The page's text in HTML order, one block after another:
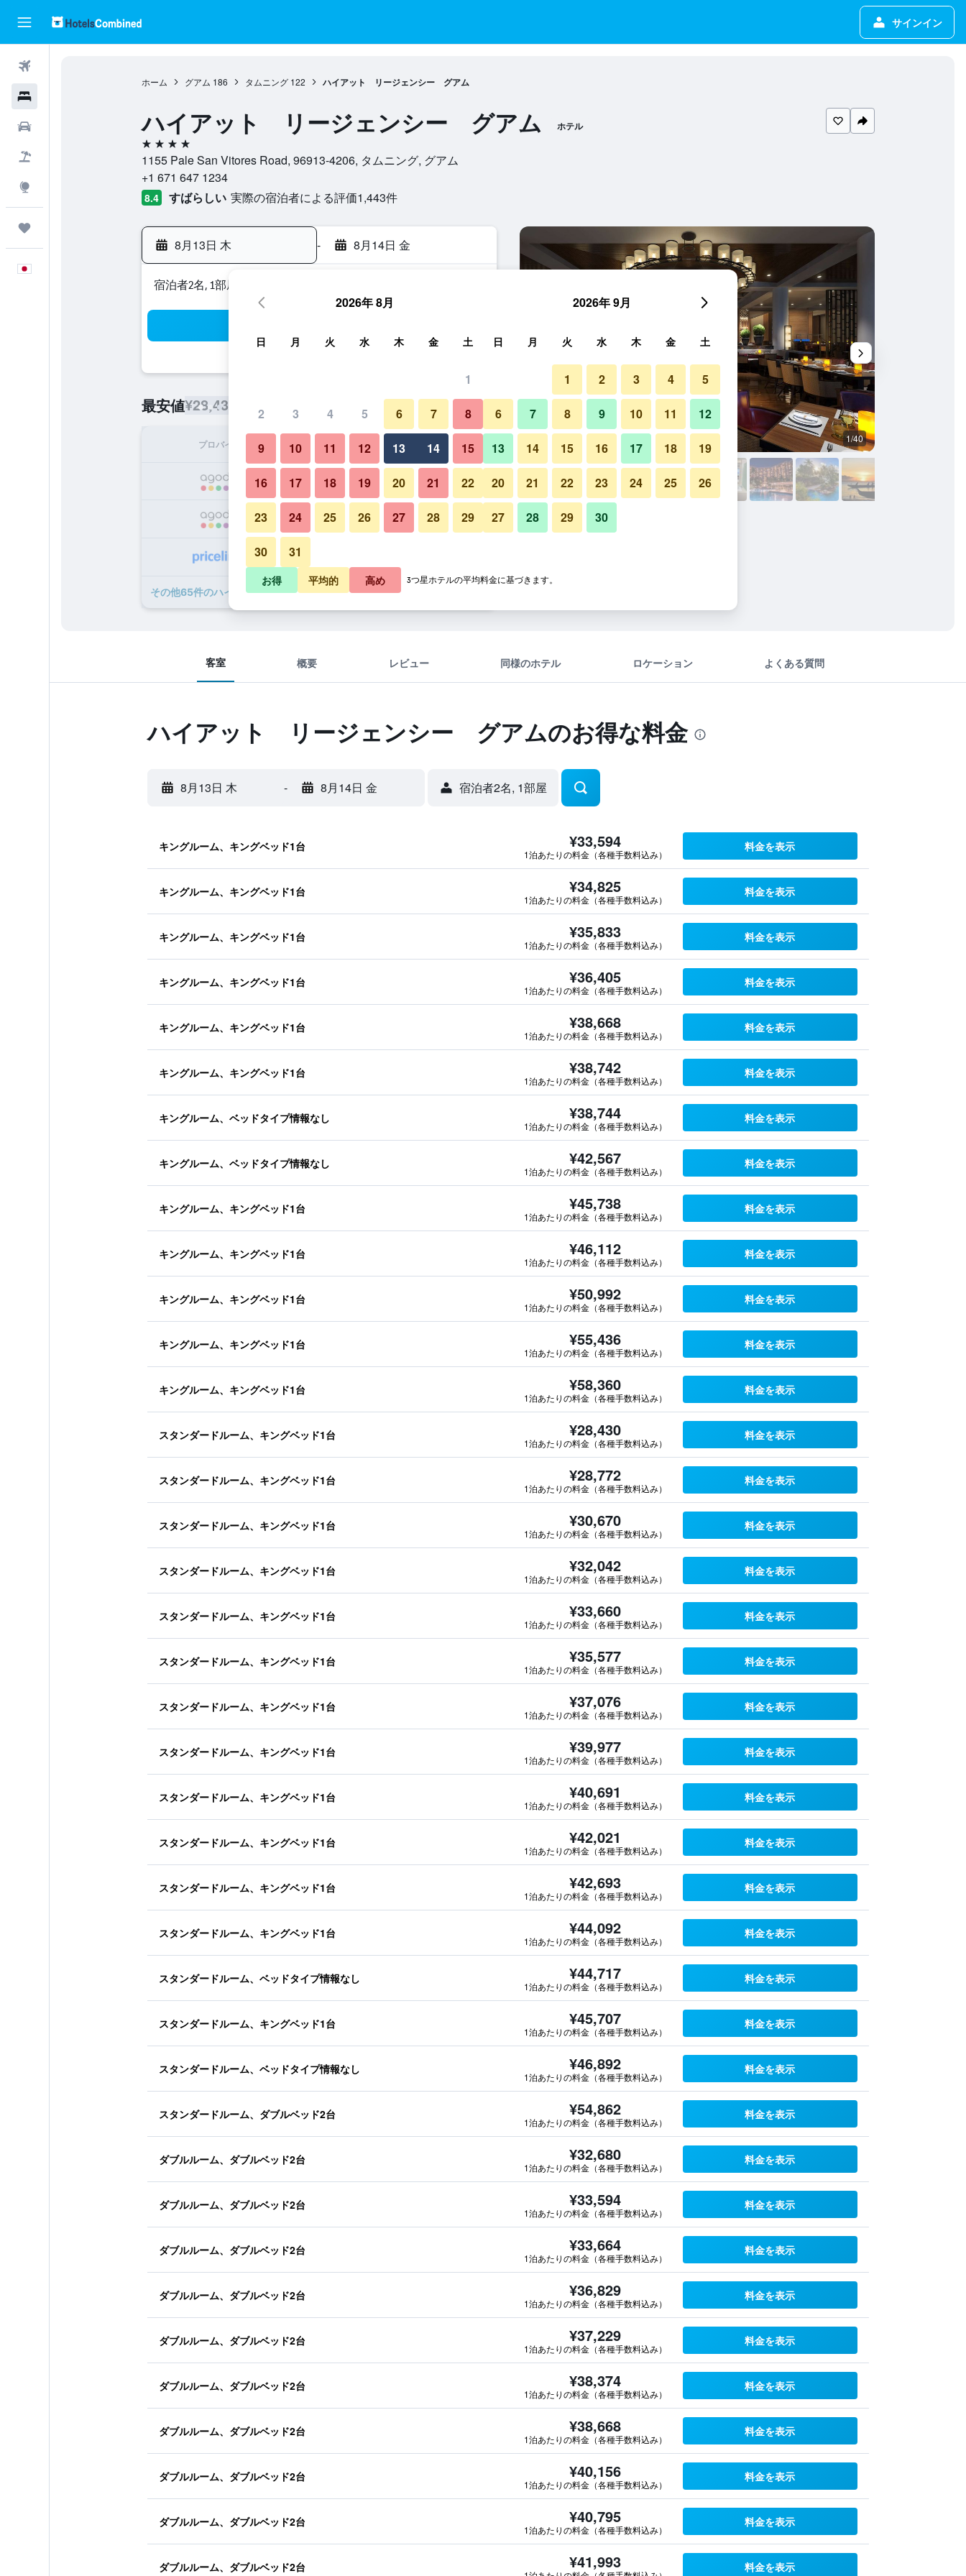
サインイン
ホーム グアム 186 タムニング 122 ハイアット リージェンシー グアム
ハイアット リージェンシー グアム ホテル
4つ星
1155 Pale San Vitores Road, 96913-4206, タムニング, グアム
+1 671 647 1234
8.4 すばらしい 実際の宿泊者による評価1,443​件
8月13日 木 - 8月14日 金
宿泊者2名, 1​部屋
最安値¥28,430 1泊あたりの宿泊料金の最安値
プロバイダ 1泊あたり合計
¥28,430 プランを見る
¥28,772 プランを見る
​その他65​件のハイアット リージェンシー グアムのオファー
レストラン 1/40
客室 概要 レビュー 同様のホテル ロケーション よくある質問
ハイアット リージェンシー グアムのお得な料金
8月13日 木 - 8月14日 金 宿泊者2名, 1​部屋
キングルーム、キングベッド1台 ¥33,594
1泊あたりの料金（各種手数料込み）
料金を表示
キングルーム、キングベッド1台 ¥34,825
1泊あたりの料金（各種手数料込み）
料金を表示
キングルーム、キングベッド1台 ¥35,833
1泊あたりの料金（各種手数料込み）
料金を表示
キングルーム、キングベッド1台 ¥36,405
1泊あたりの料金（各種手数料込み）
料金を表示
キングルーム、キングベッド1台 ¥38,668
1泊あたりの料金（各種手数料込み）
料金を表示
キングルーム、キングベッド1台 ¥38,742
1泊あたりの料金（各種手数料込み）
料金を表示
キングルーム、ベッドタイプ情報なし ¥38,744
1泊あたりの料金（各種手数料込み）
料金を表示
キングルーム、ベッドタイプ情報なし ¥42,567
1泊あたりの料金（各種手数料込み）
料金を表示
キングルーム、キングベッド1台 ¥45,738
1泊あたりの料金（各種手数料込み）
料金を表示
キングルーム、キングベッド1台 ¥46,112
1泊あたりの料金（各種手数料込み）
料金を表示
キングルーム、キングベッド1台 ¥50,992
1泊あたりの料金（各種手数料込み）
料金を表示
キングルーム、キングベッド1台 ¥55,436
1泊あたりの料金（各種手数料込み）
料金を表示
キングルーム、キングベッド1台 ¥58,360
1泊あたりの料金（各種手数料込み）
料金を表示
スタンダードルーム、キングベッド1台 ¥28,430
1泊あたりの料金（各種手数料込み）
料金を表示
スタンダードルーム、キングベッド1台 ¥28,772
1泊あたりの料金（各種手数料込み）
料金を表示
スタンダードルーム、キングベッド1台 ¥30,670
1泊あたりの料金（各種手数料込み）
料金を表示
スタンダードルーム、キングベッド1台 ¥32,042
1泊あたりの料金（各種手数料込み）
料金を表示
スタンダードルーム、キングベッド1台 ¥33,660
1泊あたりの料金（各種手数料込み）
料金を表示
スタンダードルーム、キングベッド1台 ¥35,577
1泊あたりの料金（各種手数料込み）
料金を表示
スタンダードルーム、キングベッド1台 ¥37,076
1泊あたりの料金（各種手数料込み）
料金を表示
スタンダードルーム、キングベッド1台 ¥39,977
1泊あたりの料金（各種手数料込み）
料金を表示
スタンダードルーム、キングベッド1台 ¥40,691
1泊あたりの料金（各種手数料込み）
料金を表示
スタンダードルーム、キングベッド1台 ¥42,021
1泊あたりの料金（各種手数料込み）
料金を表示
スタンダードルーム、キングベッド1台 ¥42,693
1泊あたりの料金（各種手数料込み）
料金を表示
スタンダードルーム、キングベッド1台 ¥44,092
1泊あたりの料金（各種手数料込み）
料金を表示
スタンダードルーム、ベッドタイプ情報なし ¥44,717
1泊あたりの料金（各種手数料込み）
料金を表示
スタンダードルーム、キングベッド1台 ¥45,707
1泊あたりの料金（各種手数料込み）
料金を表示
スタンダードルーム、ベッドタイプ情報なし ¥46,892
1泊あたりの料金（各種手数料込み）
料金を表示
スタンダードルーム、ダブルベッド2台 ¥54,862
1泊あたりの料金（各種手数料込み）
料金を表示
ダブルルーム、ダブルベッド2台 ¥32,680
1泊あたりの料金（各種手数料込み）
料金を表示
ダブルルーム、ダブルベッド2台 ¥33,594
1泊あたりの料金（各種手数料込み）
料金を表示
ダブルルーム、ダブルベッド2台 ¥33,664
1泊あたりの料金（各種手数料込み）
料金を表示
ダブルルーム、ダブルベッド2台 ¥36,829
1泊あたりの料金（各種手数料込み）
料金を表示
ダブルルーム、ダブルベッド2台 ¥37,229
1泊あたりの料金（各種手数料込み）
料金を表示
ダブルルーム、ダブルベッド2台 ¥38,374
1泊あたりの料金（各種手数料込み）
料金を表示
ダブルルーム、ダブルベッド2台 ¥38,668
1泊あたりの料金（各種手数料込み）
料金を表示
ダブルルーム、ダブルベッド2台 ¥40,156
1泊あたりの料金（各種手数料込み）
料金を表示
ダブルルーム、ダブルベッド2台 ¥40,795
1泊あたりの料金（各種手数料込み）
料金を表示
ダブルルーム、ダブルベッド2台 ¥41,993 料金を表示
2026年 8月
日 月 火 水 木 金 土
1
2 3 4 5 6 7 8
9 10 11 12 13 14 15
16 17 18 19 20 21 22
23 24 25 26 27 28 29
30 31
2026年 9月
日 月 火 水 木 金 土
1 2 3 4 5
6 7 8 9 10 11 12
13 14 15 16 17 18 19
20 21 22 23 24 25 26
27 28 29 30
お得 平均的 高め 3つ星ホテルの平均料金に基づきます。